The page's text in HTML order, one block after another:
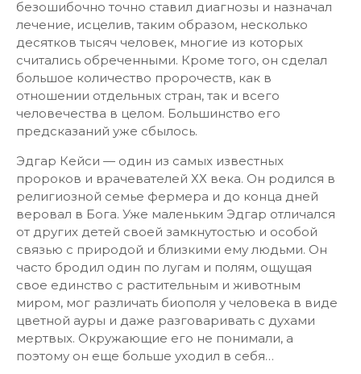
безошибочно точно ставил диагнозы и назначал
лечение, исцелив, таким образом, несколько
десятков тысяч человек, многие из которых
считались обреченными. Кроме того, он сделал
большое количество пророчеств, как в
отношении отдельных стран, так и всего
человечества в целом. Большинство его
предсказаний уже сбылось.
Эдгар Кейси — один из самых известных
пророков и врачевателей ХХ века. Он родился в
религиозной семье фермера и до конца дней
веровал в Бога. Уже маленьким Эдгар отличался
от других детей своей замкнутостью и особой
связью с природой и близкими ему людьми. Он
часто бродил один по лугам и полям, ощущая
свое единство с растительным и животным
миром, мог различать биополя у человека в виде
цветной ауры и даже разговаривать с духами
мертвых. Окружающие его не понимали, а
поэтому он еще больше уходил в себя…